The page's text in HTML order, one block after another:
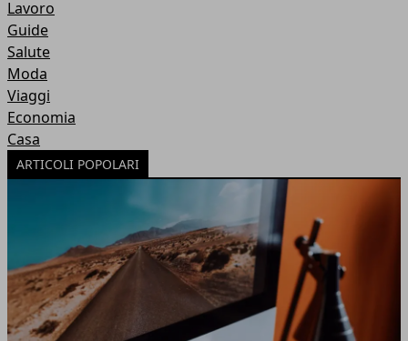
Lavoro
Guide
Salute
Moda
Viaggi
Economia
Casa
ARTICOLI POPOLARI